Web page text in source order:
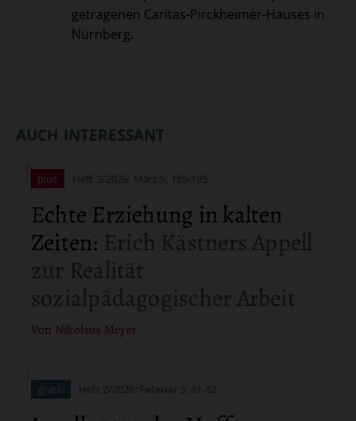
getragenen Caritas-Pirckheimer-Hauses in
Nürnberg.
AUCH INTERESSANT
plus Heft 3/2026: März S. 185-195
Echte Erziehung in kalten
Zeiten:
Von Nikolaus Meyer
gratis Heft 2/2026: Februar S. 81-82